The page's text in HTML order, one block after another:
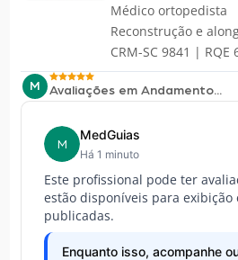
Médico ortopedista
Reconstrução e
CRM-SC 9841 | RQE
M Avaliações em Andamento...
M
MedGuias
Há 1 minuto
Este profissional pode ter
estão disponíveis para exibição
publicadas.
Enquanto isso, acompanhe